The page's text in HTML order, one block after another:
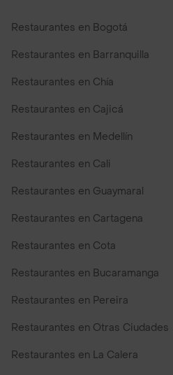
Restaurantes en Bogotá
Restaurantes en Barranquilla
Restaurantes en Chía
Restaurantes en Cajicá
Restaurantes en Medellín
Restaurantes en Cali
Restaurantes en Guaymaral
Restaurantes en Cartagena
Restaurantes en Cota
Restaurantes en Bucaramanga
Restaurantes en Pereira
Restaurantes en Otras Ciudades
Restaurantes en La Calera